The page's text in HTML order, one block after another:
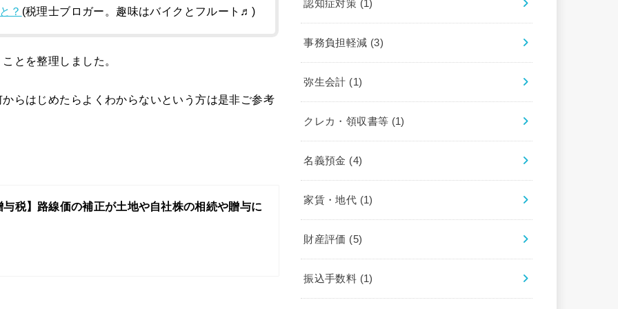
？ (税理士ブロガー。趣味はバイクとフルート♬)
とを整理しました。
らはじめたらよくわからないという方は是非ご参考
与税】路線価の補正が土地や自社株の相続や贈与に
認知症対策 (1)
事務負担軽減 (3)
弥生会計 (1)
クレカ・領収書等 (1)
名義預金 (4)
家賃・地代 (1)
財産評価 (5)
振込手数料 (1)